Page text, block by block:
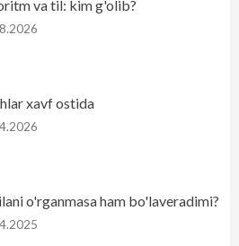
va til: kim g'olib?
xavf ostida
o'rganmasa ham bo'laveradimi?